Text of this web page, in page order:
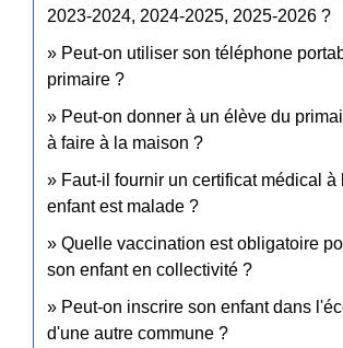
2023-2024, 2024-2025, 2025-2026 ?
Peut-on utiliser son téléphone
primaire ?
Peut-on donner à un élève du
à faire à la maison ?
Faut-il fournir un certificat médical à
enfant est malade ?
Quelle vaccination est obligatoire
son enfant en collectivité ?
Peut-on inscrire son enfant dans
d'une autre commune ?